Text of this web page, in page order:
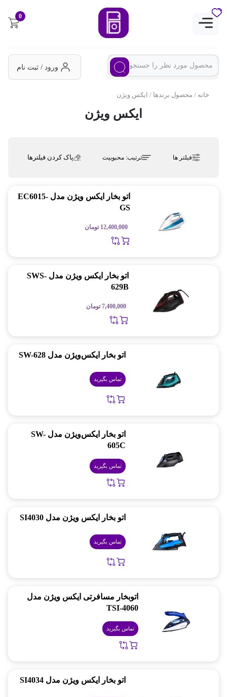
0
ورود / ثبت نام
خانه / محصول برندها / ایکس ویژن
ایکس ویژن
فیلتر ها ترتیب:محبوبیت پاک کردن فیلترها
اتو بخار ایکس ویژن مدل EC6015-
GS
12,400,000 تومان
اتو بخار ایکس ویژن مدل SWS-
629B
7,400,000 تومان
اتو بخار ایکس‌ویژن مدل SW-628
تماس بگیرید
اتو بخار ایکس‌ویژن مدل SW-
605C
تماس بگیرید
اتو بخار ایکس ویژن مدل SI4030
تماس بگیرید
اتوبخار مسافرتی ایکس ویژن مدل
TSI-4060
تماس بگیرید
اتو بخار ایکس ویژن مدل SI4034